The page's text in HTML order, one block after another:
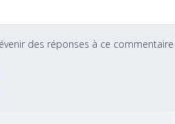
des réponses à ce commentaire